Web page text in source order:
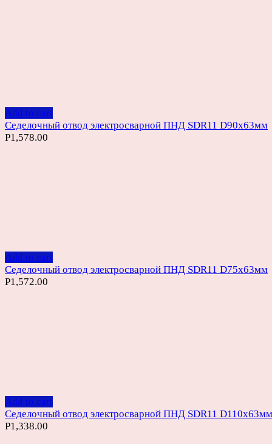
Add to cart
Седелочный отвод электросварной ПНД SDR11 D90х63мм
Р1,578.00
Add to cart
Седелочный отвод электросварной ПНД SDR11 D75х63мм
Р1,572.00
Add to cart
Седелочный отвод электросварной ПНД SDR11 D110х63мм
Р1,338.00